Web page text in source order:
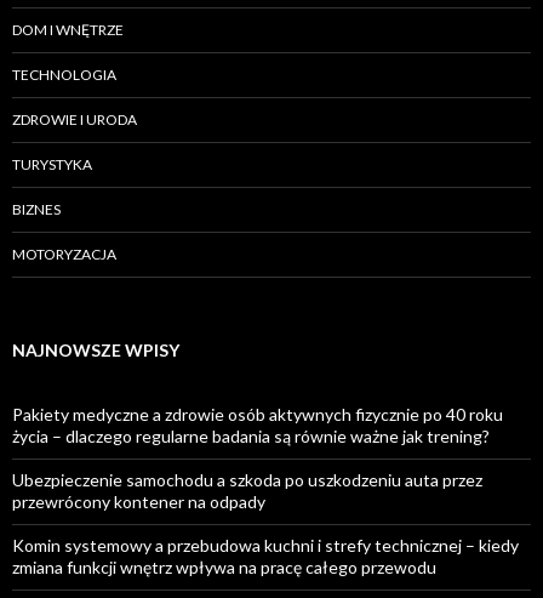
DOM I WNĘTRZE
TECHNOLOGIA
ZDROWIE I URODA
TURYSTYKA
BIZNES
MOTORYZACJA
NAJNOWSZE WPISY
Pakiety medyczne a zdrowie osób aktywnych fizycznie po 40 roku
życia – dlaczego regularne badania są równie ważne jak trening?
Ubezpieczenie samochodu a szkoda po uszkodzeniu auta przez
przewrócony kontener na odpady
Komin systemowy a przebudowa kuchni i strefy technicznej – kiedy
zmiana funkcji wnętrz wpływa na pracę całego przewodu